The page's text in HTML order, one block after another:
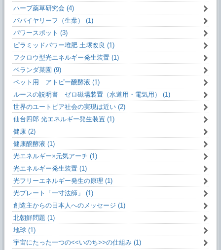
ハーブ薬草研究会 (4)
パパイヤリーフ（生葉） (1)
パワースポット (3)
ピラミッドパワー堆肥 土壌改良 (1)
フクロウ型光エネルギー発生装置 (1)
ベランダ菜園 (9)
ペット用 アトピー醗酵液 (1)
ルースの説明書 ゼロ磁場装置（水道用・電気用） (1)
世界のユートピア社会の実現は近い (2)
仙台四郎 光エネルギー発生装置 (1)
健康 (2)
健康醗酵液 (1)
光エネルギー×元気アーチ (1)
光エネルギー発生装置 (1)
光フリーエネルギー発生の原理 (1)
光プレート「一寸法師」 (1)
創造主からの日本人へのメッセージ (1)
北朝鮮問題 (1)
地球 (1)
宇宙にたった一つの<<いのち>>の仕組み (1)